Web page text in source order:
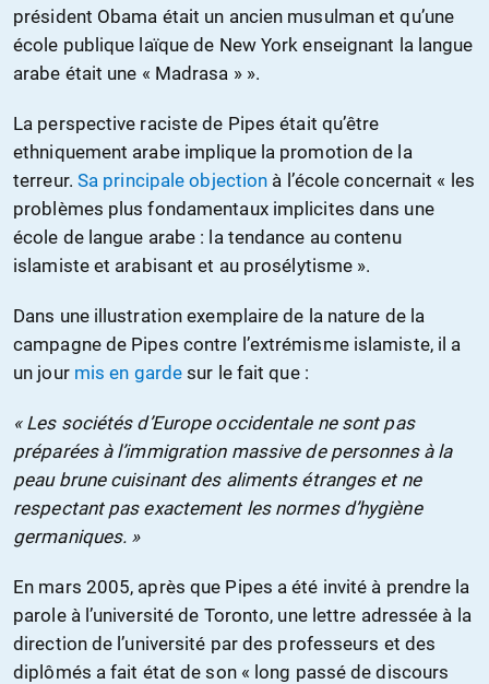
président Obama était un ancien musulman et qu’une
école publique laïque de New York enseignant la langue
arabe était une « Madrasa » ».
La perspective raciste de Pipes était qu’être
ethniquement arabe implique la promotion de la
terreur. Sa principale objection à l’école concernait « les
problèmes plus fondamentaux implicites dans une
école de langue arabe : la tendance au contenu
islamiste et arabisant et au prosélytisme ».
Dans une illustration exemplaire de la nature de la
campagne de Pipes contre l’extrémisme islamiste, il a
un jour mis en garde sur le fait que :
« Les sociétés d’Europe occidentale ne sont pas
préparées à l’immigration massive de personnes à la
peau brune cuisinant des aliments étranges et ne
respectant pas exactement les normes d’hygiène
germaniques. »
En mars 2005, après que Pipes a été invité à prendre la
parole à l’université de Toronto, une lettre adressée à la
direction de l’université par des professeurs et des
diplômés a fait état de son « long passé de discours